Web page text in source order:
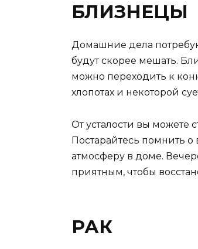
БЛИЗНЕЦЫ
Домашние дела
будут скорее мешать.
можно переходить к
хлопотах и некоторой
От усталости вы можете
Постарайтесь помнить
атмосферу в доме.
приятным, чтобы
РАК